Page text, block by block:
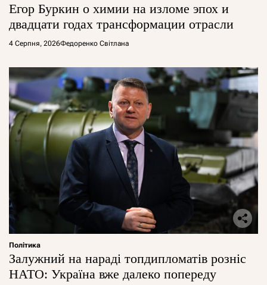
Егор Буркин о химии на изломе эпох и
двадцати годах трансформации отрасли
4 Серпня, 2026Федоренко Світлана
Політика
Залужний на нараді топдипломатів розніс
НАТО: Україна вже далеко попереду